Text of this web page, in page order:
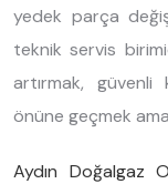
yedek parça
teknik servis
artırmak, güvenli
önüne geçmek
Aydın Doğalgaz